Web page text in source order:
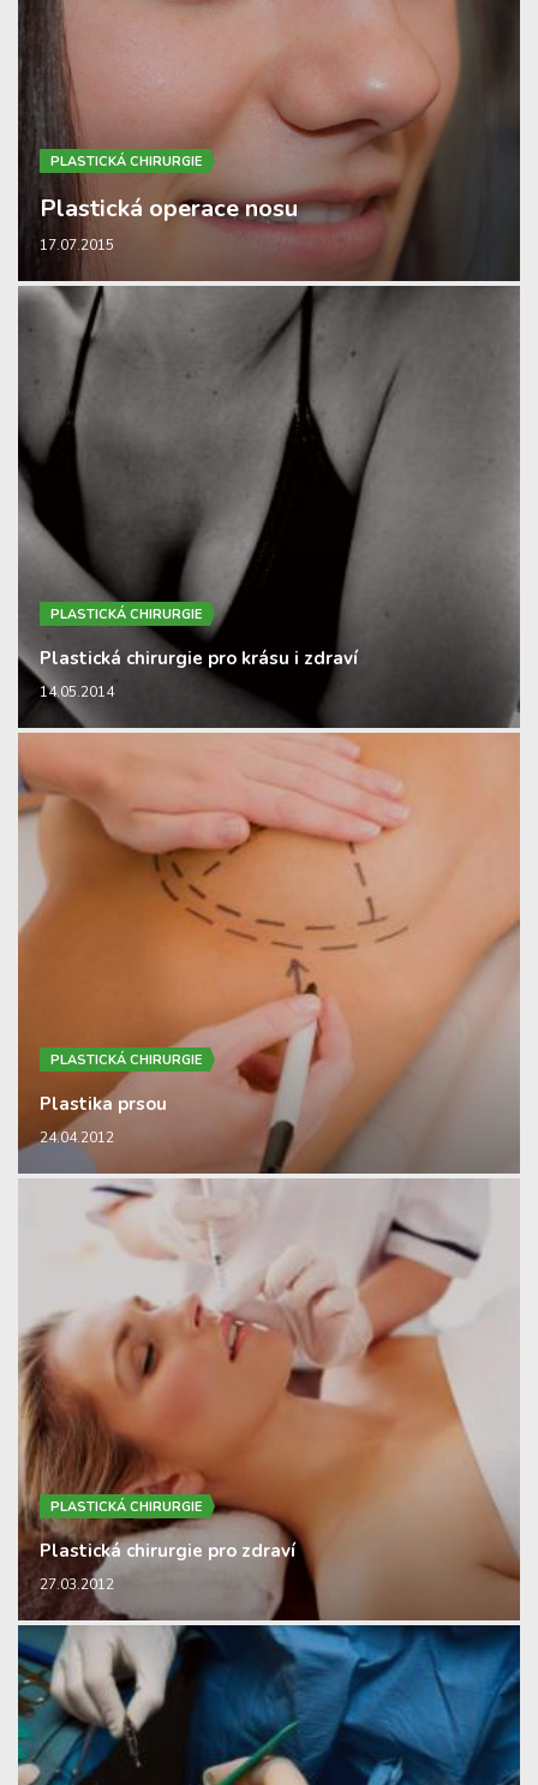
PLASTICKÁ CHIRURGIE
Plastická operace nosu
17.07.2015
PLASTICKÁ CHIRURGIE
Plastická chirurgie pro krásu i zdraví
14.05.2014
PLASTICKÁ CHIRURGIE
Plastika prsou
24.04.2012
PLASTICKÁ CHIRURGIE
Plastická chirurgie pro zdraví
27.03.2012